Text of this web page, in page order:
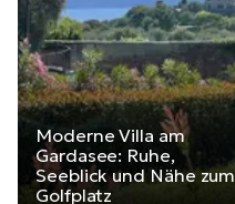
Moderne Villa am
Gardasee: Ruhe,
Seeblick und Nähe zum
Golfplatz